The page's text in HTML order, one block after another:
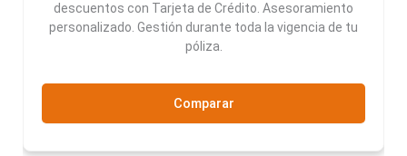
descuentos con Tarjeta de Crédito. Asesoramiento
personalizado. Gestión durante toda la vigencia de tu
póliza.
Comparar